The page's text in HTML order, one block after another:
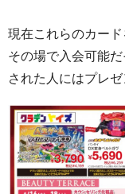
現在これらのカード
その場で入会可能だ
された人にはプレゼ